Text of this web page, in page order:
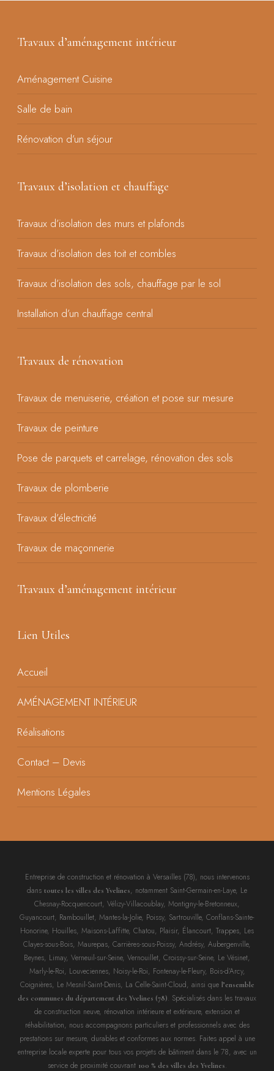
Travaux d’aménagement intérieur
Aménagement Cuisine
Salle de bain
Rénovation d’un séjour
Travaux d’isolation et chauffage
Travaux d’isolation des murs et plafonds
Travaux d’isolation des toit et combles
Travaux d’isolation des sols, chauffage par le sol
Installation d’un chauffage central
Travaux de rénovation
Travaux de menuiserie, création et pose sur mesure
Travaux de peinture
Pose de parquets et carrelage, rénovation des sols
Travaux de plomberie
Travaux d’électricité
Travaux de maçonnerie
Travaux d’aménagement intérieur
Lien Utiles
Accueil
AMÉNAGEMENT INTÉRIEUR
Réalisations
Contact – Devis
Mentions Légales
Entreprise de construction et rénovation à Versailles (78), nous intervenons
dans toutes les villes des Yvelines, notamment Saint-Germain-en-Laye, Le
Chesnay-Rocquencourt, Vélizy-Villacoublay, Montigny-le-Bretonneux,
Guyancourt, Rambouillet, Mantes-la-Jolie, Poissy, Sartrouville, Conflans-Sainte-
Honorine, Houilles, Maisons-Laffitte, Chatou, Plaisir, Élancourt, Trappes, Les
Clayes-sous-Bois, Maurepas, Carrières-sous-Poissy, Andrésy, Aubergenville,
Beynes, Limay, Verneuil-sur-Seine, Vernouillet, Croissy-sur-Seine, Le Vésinet,
Marly-le-Roi, Louveciennes, Noisy-le-Roi, Fontenay-le-Fleury, Bois-d’Arcy,
Coignières, Le Mesnil-Saint-Denis, La Celle-Saint-Cloud, ainsi que l’ensemble
des communes du département des Yvelines (78). Spécialisés dans les travaux
de construction neuve, rénovation intérieure et extérieure, extension et
réhabilitation, nous accompagnons particuliers et professionnels avec des
prestations sur mesure, durables et conformes aux normes. Faites appel à une
entreprise locale experte pour tous vos projets de bâtiment dans le 78, avec un
service de proximité couvrant 100 % des villes des Yvelines.